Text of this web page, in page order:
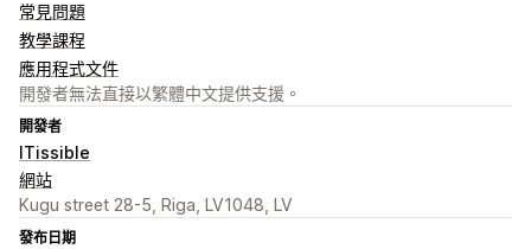
常見問題
教學課程
應用程式文件
開發者無法直接以繁體中文提供支援。
開發者
ITissible
網站
Kugu street 28-5, Riga, LV1048, LV
發布日期